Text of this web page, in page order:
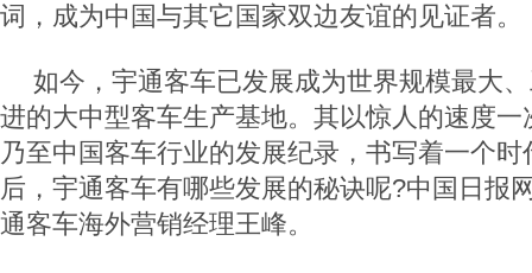
词，成为中国与其它国家双边友谊的见证者。
如今，宇通客车已发展成为世界规模最大
进的大中型客车生产基地。其以惊人的速度
乃至中国客车行业的发展纪录，书写着一个
后，宇通客车有哪些发展的秘诀呢?中国日报
通客车海外营销经理王峰。